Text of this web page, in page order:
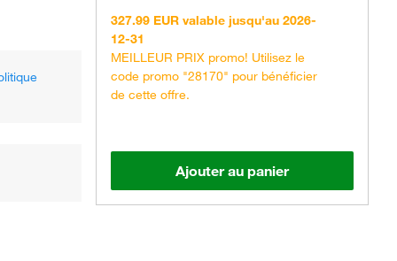
327.99 EUR valable jusqu'au 2026-
12-31
MEILLEUR PRIX promo! Utilisez le
code promo "28170" pour bénéficier
de cette offre.
Ajouter au panier